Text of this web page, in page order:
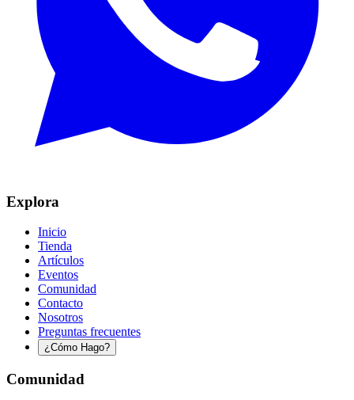
Explora
Inicio
Tienda
Artículos
Eventos
Comunidad
Contacto
Nosotros
Preguntas frecuentes
¿Cómo Hago?
Comunidad